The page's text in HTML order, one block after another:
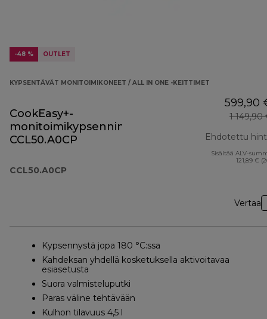
-48 % OUTLET
KYPSENTÄVÄT MONITOIMIKONEET / ALL IN ONE -KEITTIMET
CookEasy+-
monitoimikypsennin
CCL50.A0CP
CCL50.A0CP
599,90
1 149,90
Ehdotettu
Sisältää ALV-
121,89 €
Vertaa
Kypsennystä jopa 180 °C:ssa
Kahdeksan yhdellä kosketuksella aktivoitavaa
esiasetusta
Suora valmisteluputki
Paras väline tehtävään
Kulhon tilavuus 4,5 l